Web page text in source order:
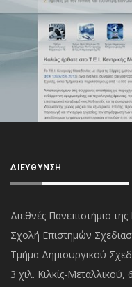
ΔΙΕΎΘΥΝΣΗ
Διεθνές Πανεπιστήμιο
Σχολή Επιστημών
Τμήμα Δημιουργικού
3 χιλ. Κιλκίς-Μεταλλικού,